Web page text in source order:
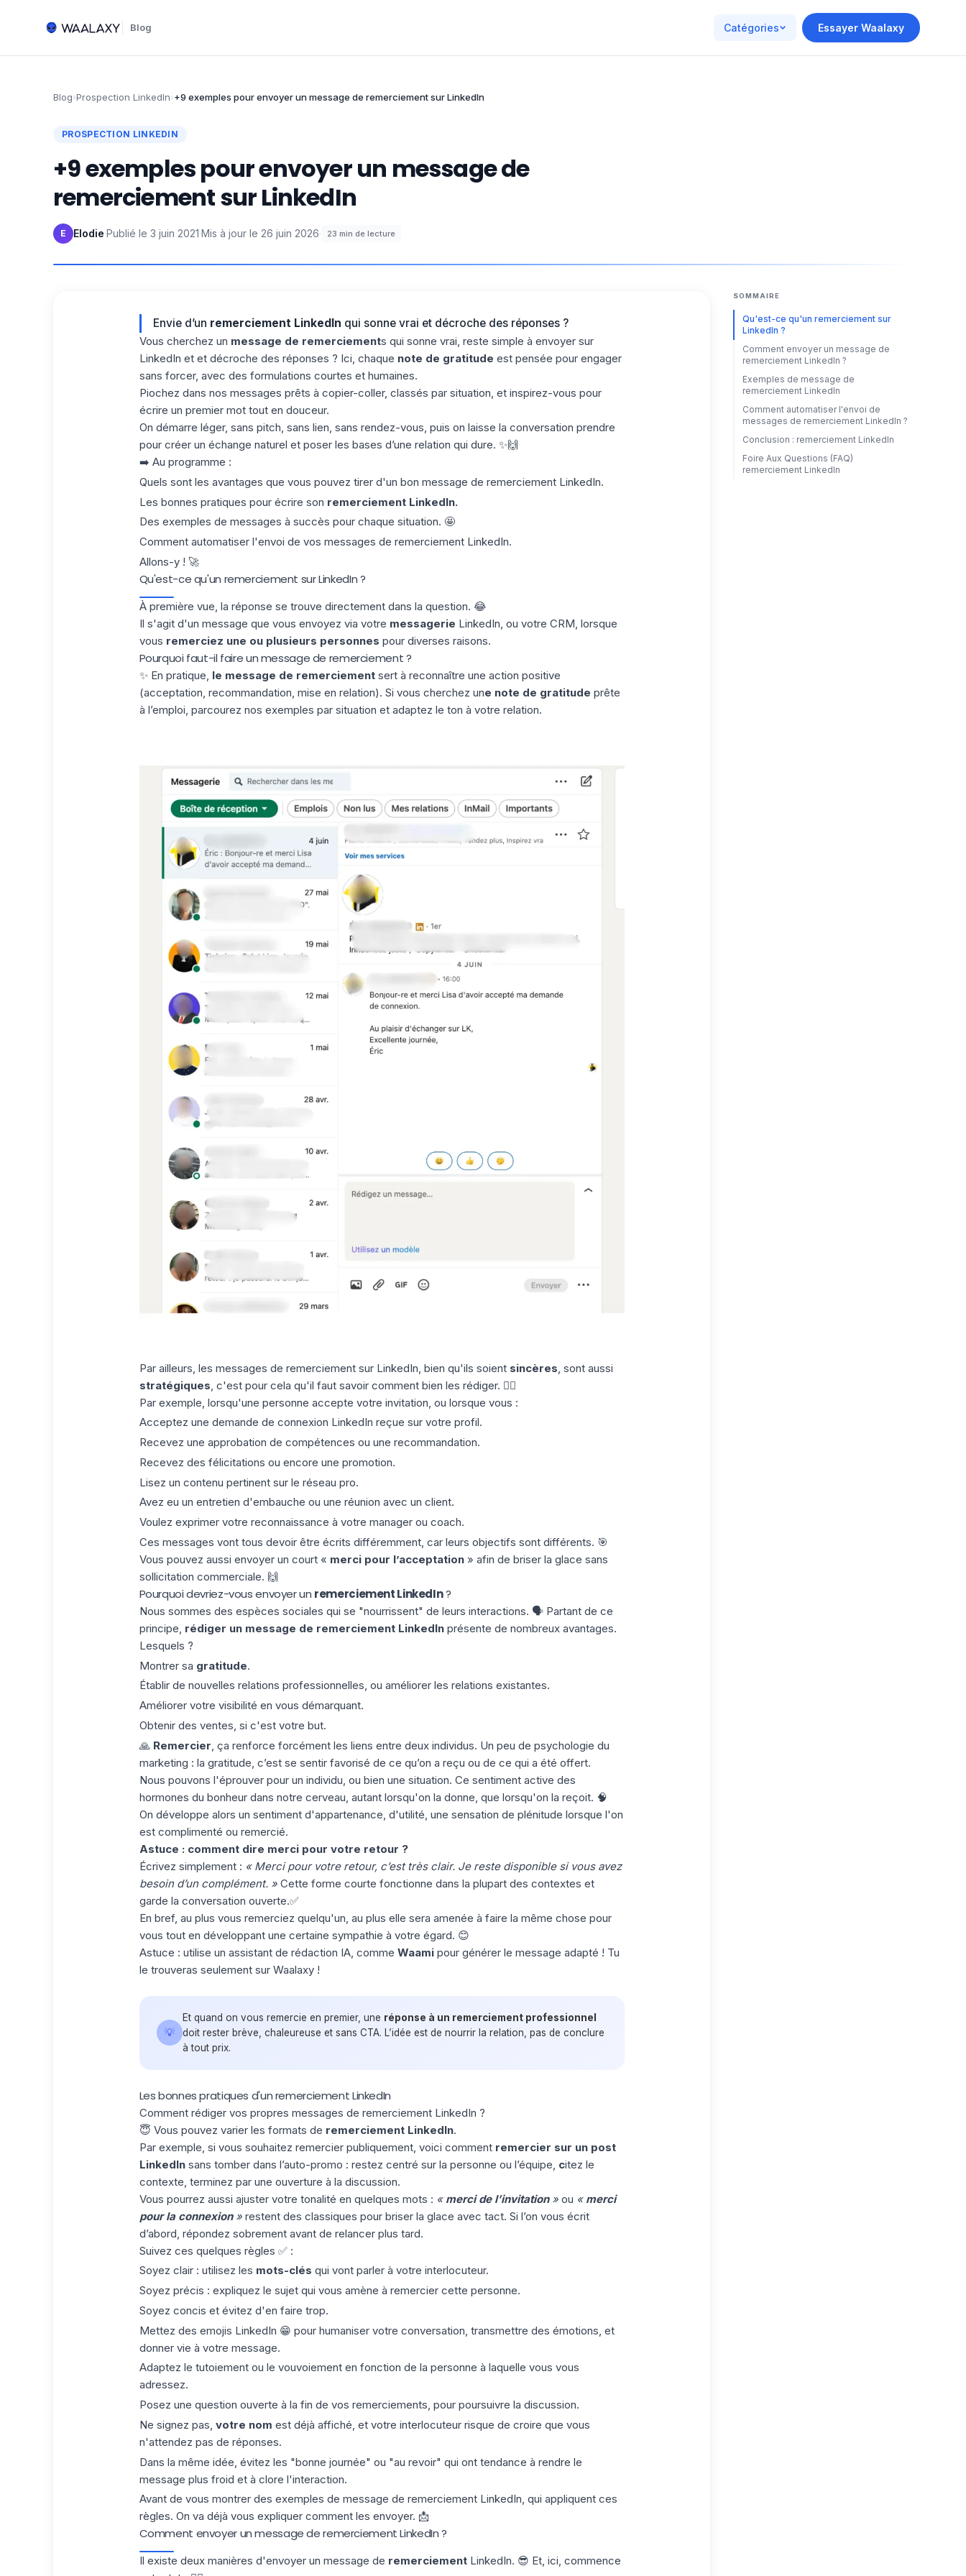
Blog Catégories Essayer Waalaxy
Blog›Prospection LinkedIn›+9 exemples pour envoyer un message de remerciement sur LinkedIn
PROSPECTION LINKEDIN
+9 exemples pour envoyer un message de
remerciement sur LinkedIn
E Elodie·Publié le 3 juin 2021·Mis à jour le 26 juin 2026· 23 min de lecture
Envie d’un remerciement LinkedIn qui sonne vrai et décroche des réponses ?
Vous cherchez un message de remerciements qui sonne vrai, reste simple à envoyer sur
LinkedIn et et décroche des réponses ? Ici, chaque note de gratitude est pensée pour engager
sans forcer, avec des formulations courtes et humaines.
Piochez dans nos messages prêts à copier-coller, classés par situation, et inspirez-vous pour
écrire un premier mot tout en douceur.
On démarre léger, sans pitch, sans lien, sans rendez-vous, puis on laisse la conversation prendre
pour créer un échange naturel et poser les bases d’une relation qui dure. ✨🙌
➡️ Au programme :
Quels sont les avantages que vous pouvez tirer d'un bon message de remerciement LinkedIn.
Les bonnes pratiques pour écrire son remerciement LinkedIn.
Des exemples de messages à succès pour chaque situation. 🤩
Comment automatiser l'envoi de vos messages de remerciement LinkedIn.
Allons-y ! 🚀
Qu'est-ce qu'un remerciement sur LinkedIn ?
À première vue, la réponse se trouve directement dans la question. 😂
Il s'agit d'un message que vous envoyez via votre messagerie LinkedIn, ou votre CRM , lorsque
vous remerciez une ou plusieurs personnes pour diverses raisons.
Pourquoi faut-il faire un message de remerciement ?
✨ En pratique, le message de remerciementsert à reconnaître une action positive
(acceptation, recommandation, mise en relation). Si vous cherchez une note de gratitude prête
à l’emploi, parcourez nos exemples par situation et adaptez le ton à votre relation.
Par ailleurs, les messages de remerciement sur LinkedIn, bien qu'ils soientsincères , sont aussi
stratégiques , c'est pour cela qu'il faut savoir comment bien les rédiger. ✍🏼
Par exemple, lorsqu'une personne accepte votre invitation, ou lorsque vous :
Acceptez une demande de connexion LinkedIn reçue sur votre profil.
Recevez une approbation de compétences ou une recommandation.
Recevez des félicitations ou encore une promotion.
Lisez un contenu pertinent sur le réseau pro.
Avez eu un entretien d'embauche ou une réunion avec un client.
Voulez exprimer votre reconnaissance à votre manager ou coach.
Ces messages vont tous devoir être écrits différemment, car leurs objectifs sont différents. 🎯
Vous pouvez aussi envoyer un court « merci pour l’acceptation» afin de briser la glace sans
sollicitation commerciale. 🙌
Pourquoi devriez-vous envoyer un remerciement LinkedIn?
Nous sommes des espèces sociales qui se "nourrissent" de leurs interactions. 🗣️ Partant de ce
principe, rédiger un message de remerciement LinkedIn présente de nombreux avantages.
Lesquels ?
Montrer sa gratitude.
Établir de nouvelles relations professionnelles, ou améliorer les relations existantes.
Améliorer votre visibilité en vous démarquant.
Obtenir des ventes, si c'est votre but.
🙏 Remercier , ça renforce forcément les liens entre deux individus. Un peu de psychologie du
marketing : la gratitude, c’est se sentir favorisé de ce qu’on a reçu ou de ce qui a été offert.
Nous pouvons l'éprouver pour un individu, ou bien une situation. Ce sentiment active des
hormones du bonheur dans notre cerveau, autant lorsqu'on la donne, que lorsqu'on la reçoit. 🧠
On développe alors un sentiment d'appartenance, d'utilité, une sensation de plénitude lorsque l'on
est complimenté ou remercié.
Astuce : comment dire merci pour votre retour ?
Écrivez simplement : « Merci pour votre retour, c’est très clair. Je reste disponible si vous avez
besoin d’un complément. »Cette forme courte fonctionne dans la plupart des contextes et
garde la conversation ouverte.✅
En bref, au plus vous remerciez quelqu'un, au plus elle sera amenée à faire la même chose pour
vous tout en développant une certaine sympathie à votre égard. 😊
Astuce : utilise un assistant de rédaction IA, comme Waamipour générer le message adapté ! Tu
le trouveras seulement sur Waalaxy !
💡
Et quand on vous remercie en premier, une réponse à un remerciement professionnel
doit rester brève, chaleureuse et sans CTA. L’idée est de nourrir la relation, pas de conclure
à tout prix.
Les bonnes pratiques d'un remerciement LinkedIn
Comment rédiger vos propres messages de remerciement LinkedIn ?
😇 Vous pouvez varier les formats de remerciement LinkedIn.
Par exemple, si vous souhaitez remercier publiquement, voici comment remercier sur un post
LinkedInsans tomber dans l’auto-promo : restez centré sur la personne ou l’équipe, citez le
contexte , terminez par une ouverture à la discussion.
Vous pourrez aussi ajuster votre tonalité en quelques mots : « merci de l’invitation»ou « merci
pour la connexion»restent des classiques pour briser la glace avec tact. Si l’on vous écrit
d’abord, répondez sobrement avant de relancer plus tard.
Suivez ces quelques règles ✅ :
Soyez clair : utilisez les mots-clés qui vont parler à votre interlocuteur.
Soyez précis : expliquez le sujet qui vous amène à remercier cette personne.
Soyez concis et évitez d'en faire trop.
Mettez des emojis LinkedIn 😁 pour humaniser votre conversation, transmettre des émotions, et
donner vie à votre message.
Adaptez le tutoiement ou le vouvoiement en fonction de la personne à laquelle vous vous
adressez.
Posez une question ouverte à la fin de vos remerciements, pour poursuivre la discussion.
Ne signez pas, votre nom est déjà affiché, et votre interlocuteur risque de croire que vous
n'attendez pas de réponses.
Dans la même idée, évitez les "bonne journée" ou "au revoir" qui ont tendance à rendre le
message plus froid et à clore l'interaction.
Avant de vous montrer des exemples de message de remerciement LinkedIn, qui appliquent ces
règles. On va déjà vous expliquer comment les envoyer. 📩
Comment envoyer un message de remerciement LinkedIn ?
Il existe deux manières d'envoyer un message de remerciementLinkedIn. 😎 Et, ici, commence
SOMMAIRE
Qu'est-ce qu'un remerciement sur
LinkedIn ?
Comment envoyer un message de
remerciement LinkedIn ?
Exemples de message de
remerciement LinkedIn
Comment automatiser l'envoi de
messages de remerciement LinkedIn ?
Conclusion : remerciement LinkedIn
Foire Aux Questions (FAQ)
remerciement LinkedIn